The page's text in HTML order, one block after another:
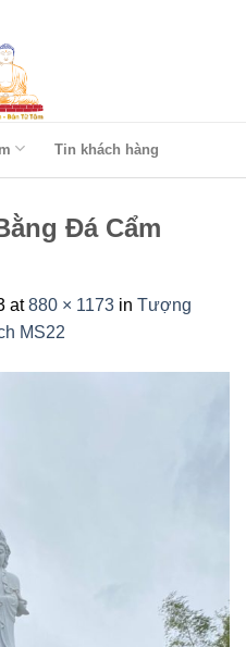
Tin khách hàng
Đá Cẩm
at880 × 1173 in Tượng
MS22